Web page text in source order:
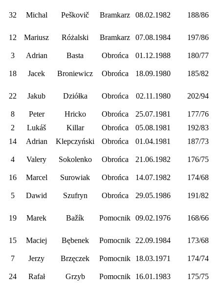
32 Michal Peškovič Bramkarz 08.02.1982 188/86
12 Mariusz Różalski Bramkarz 07.08.1984 197/86
3 Adrian Basta Obrońca 01.12.1988 180/77
18 Jacek Broniewicz Obrońca 18.09.1980 185/82
22 Jakub Dziółka Obrońca 02.11.1980 202/94
8 Peter Hricko Obrońca 25.07.1981
177/76
2
Lukáš Killar Obrońca 05.08.1981
192/83
14
Adrian Klepczyński Obrońca 01.04.1981 187/73
4 Valery Sokolenko Obrońca 21.06.1982 176/75
16 Marcel Surowiak Obrońca 14.07.1982 174/68
5 Dawid Szufryn Obrońca 29.05.1986 191/82
19 Marek Bažík Pomocnik 09.02.1976 168/66
15 Maciej Bębenek Pomocnik 22.09.1984 173/68
7 Jerzy Brzęczek Pomocnik 18.03.1971 174/74
24 Rafał Grzyb Pomocnik 16.01.1983 175/75